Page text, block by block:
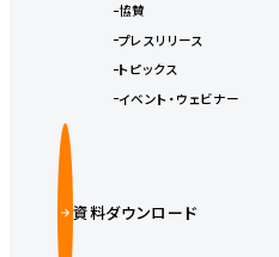
協賛
プレスリリース
トピックス
イベント・ウェビナー
資料ダウンロード